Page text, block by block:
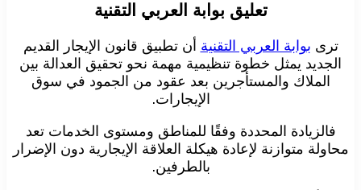
تعليق بوابة العربي التقنية
ترى بوابة العربي التقنية أن تطبيق قانون الإيجار القديم
الجديد يمثل خطوة تنظيمية مهمة نحو تحقيق العدالة بين
الملاك والمستأجرين بعد عقود من الجمود في سوق
الإيجارات.
فالزيادة المحددة وفقًا للمناطق ومستوى الخدمات تعد
محاولة متوازنة لإعادة هيكلة العلاقة الإيجارية دون الإضرار
بالطرفين.